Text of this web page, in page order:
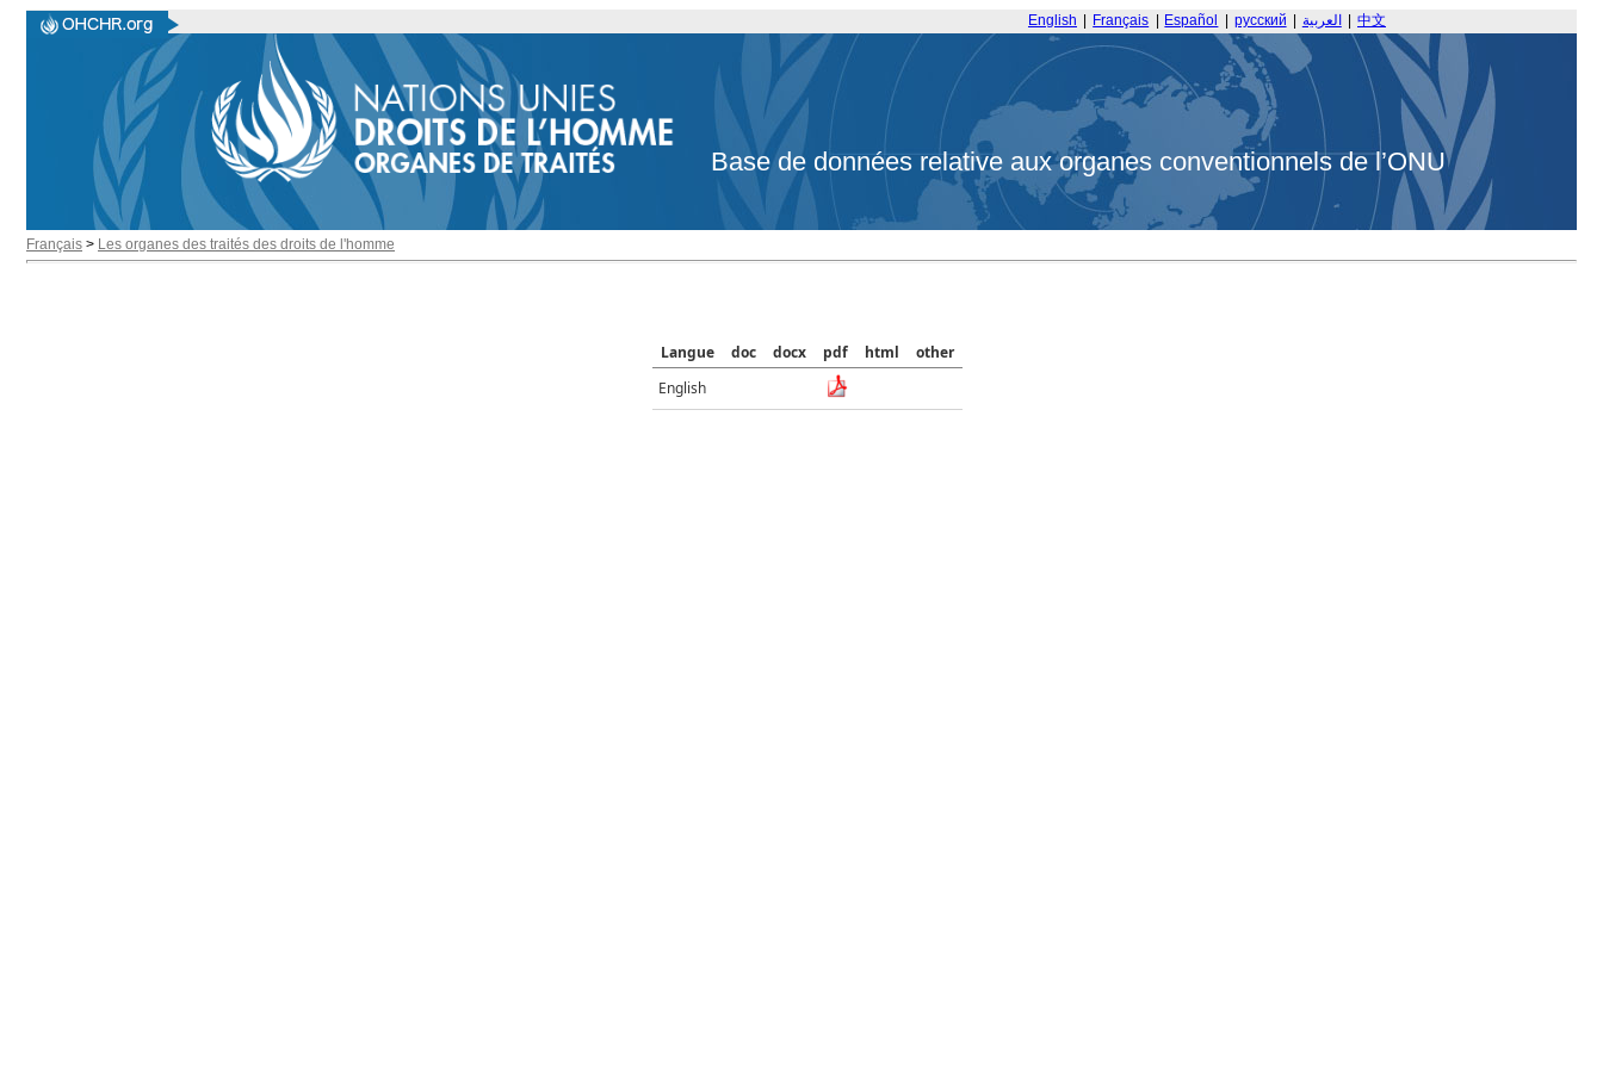
English Français Español русский العربية 中文
Base de données relative aux organes conventionnels de l’ONU
Français > Les organes des traités des droits de l'homme
Langue doc docx pdf html
other
English